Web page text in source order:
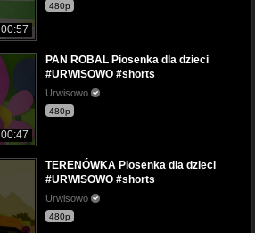
00:57
480p
00:47
PAN ROBAL Piosenka dla dzieci
#URWISOWO #shorts
Urwisowo
480p
TERENÓWKA Piosenka dla dzieci
#URWISOWO #shorts
Urwisowo
480p